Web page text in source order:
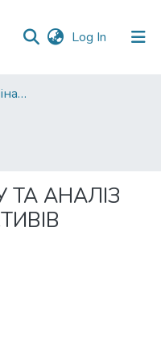
Log In (current)
Факультет обліку та фінансів
ТА АНАЛІЗ